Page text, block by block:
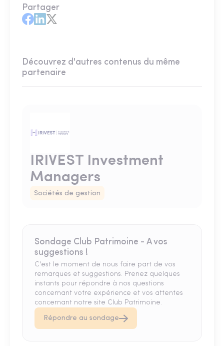
Partager
Découvrez d'autres contenus du même
partenaire
IRIVEST Investment
Managers
Sociétés de gestion
Sondage Club Patrimoine - A vos
suggestions !
C'est le moment de nous faire part de vos
remarques et suggestions. Prenez quelques
instants pour répondre à nos questions
concernant votre expérience et vos attentes
concernant notre site Club Patrimoine.
Répondre au sondage